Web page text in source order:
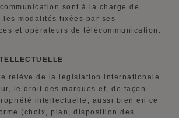
sont à la charge de
les modalités fixées par ses
et opérateurs de télécommunication.
relève de la législation internationale
le droit des marques et, de façon
intellectuelle, aussi bien en ce
(choix, plan, disposition des